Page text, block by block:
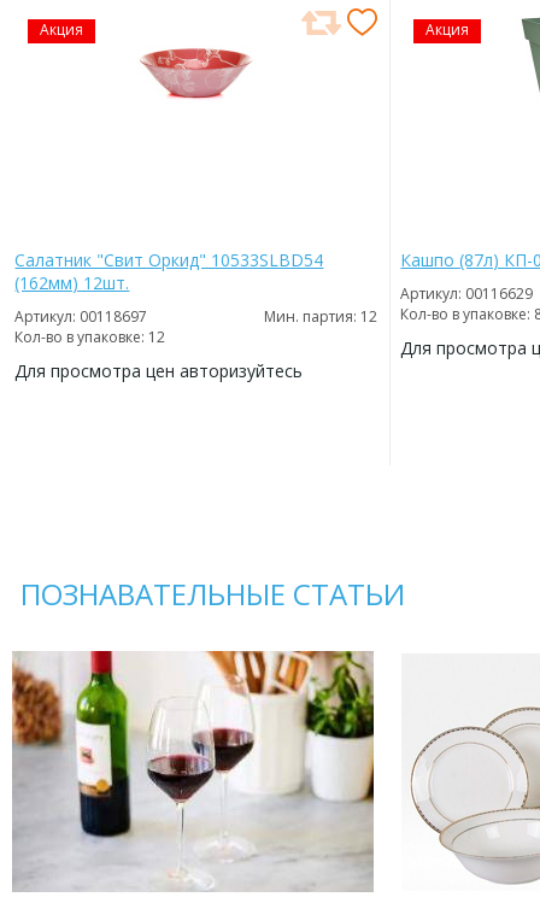
Акция
Салатник "Свит Оркид" 10533SLBD54
(162мм) 12шт.
Артикул: 00118697
Мин. партия: 12
Кол-во в упаковке: 12
Для просмотра цен авторизуйтесь
Акция
Кашпо (87л) КП-
Артикул: 00116629
Кол-во в упаковке:
Для просмотра
ПОЗНАВАТЕЛЬНЫЕ СТАТЬИ